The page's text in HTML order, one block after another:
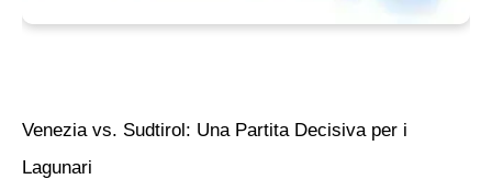
Venezia vs. Sudtirol: Una Partita Decisiva per i
Lagunari